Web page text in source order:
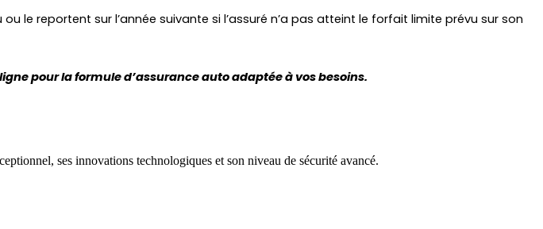
reportent sur l’année suivante si l’assuré n’a pas atteint le forfait limite prévu sur son
pour la formule d’assurance auto adaptée à vos besoins.
ses innovations technologiques et son niveau de sécurité avancé.